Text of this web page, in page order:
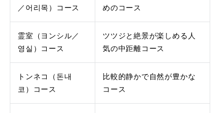
／어리목）コース
めのコース
霊室（ヨンシル／
영실）コース
ツツジと絶景が楽しめる人
気の中距離コース
トンネコ（돈내
코）コース
比較的静かで自然が豊かな
コース